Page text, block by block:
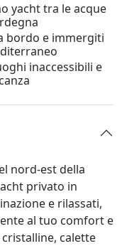
yacht tra le acque
bordo e immergiti
inaccessibili e
nord-est della
privato in
e rilassati,
al tuo comfort e
calette